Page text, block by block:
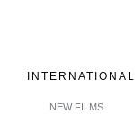
INTERNATIONAL
NEW FILMS